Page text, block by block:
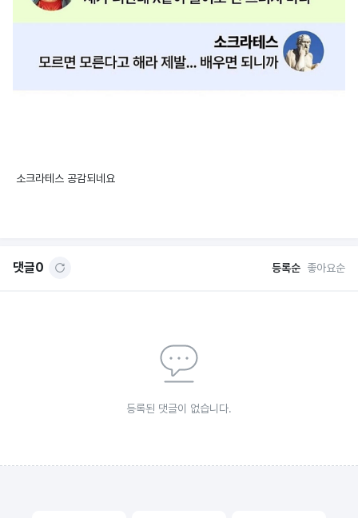
소크라테스 공감되네요
댓글0 등록순 좋아요순
등록된 댓글이 없습니다.